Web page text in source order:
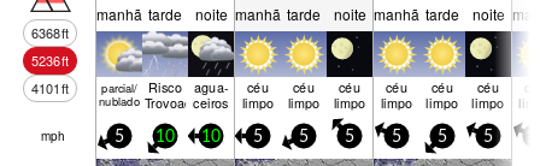
6368ft
5236ft
4101ft
manhã tarde noite manhã tarde noite manhã tarde noite
parcial/
nublado
Risco
Trovoada
agua­
ceiros
céu
limpo
céu
limpo
céu
limpo
céu
limpo
céu
limpo
céu
limpo
mph 5 10 10 5 5 5 5 5 5